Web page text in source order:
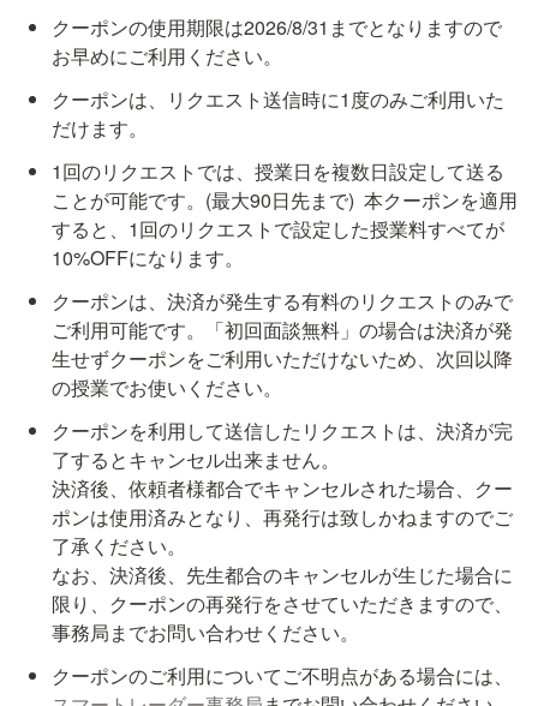
クーポンの使用期限は2026/8/31までとなりますので
お早めにご利用ください。
クーポンは、リクエスト送信時に1度のみご利用いた
だけます。
1回のリクエストでは、授業日を複数日設定して送る
ことが可能です。(最大90日先まで)  本クーポンを適用
すると、1回のリクエストで設定した授業料すべてが
10%OFFになります。
クーポンは、決済が発生する有料のリクエストのみで
ご利用可能です。「初回面談無料」の場合は決済が発
生せずクーポンをご利用いただけないため、次回以降
の授業でお使いください。
クーポンを利用して送信したリクエストは、決済が完
了するとキャンセル出来ません。
決済後、依頼者様都合でキャンセルされた場合、クー
ポンは使用済みとなり、再発行は致しかねますのでご
了承ください。
なお、決済後、先生都合のキャンセルが生じた場合に
限り、クーポンの再発行をさせていただきますので、
事務局までお問い合わせください。
クーポンのご利用についてご不明点がある場合には、